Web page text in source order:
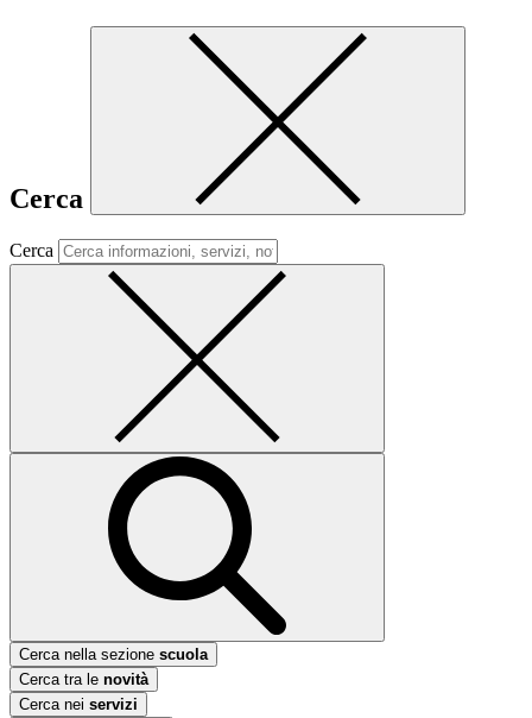
Cerca
Cerca
Cerca nella sezione scuola
Cerca tra le novità
Cerca nei servizi